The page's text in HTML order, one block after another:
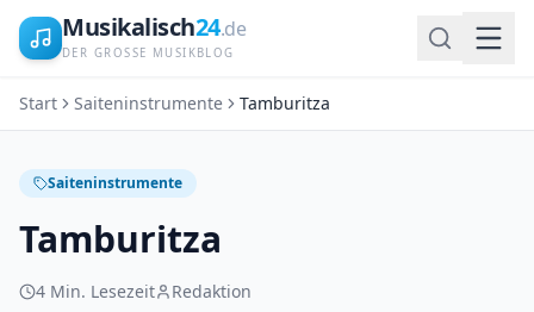
Musikalisch24.de
DER GROSSE MUSIKBLOG
Start Saiteninstrumente Tamburitza
Saiteninstrumente
Tamburitza
4 Min. Lesezeit Redaktion